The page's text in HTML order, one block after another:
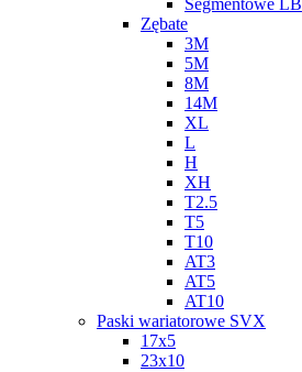
Zębate
3M
5M
8M
14M
XL
L
H
XH
T2.5
T5
T10
AT3
AT5
AT10
Paski wariatorowe SVX
17x5
23x10